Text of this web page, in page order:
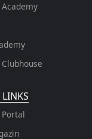
LINKS
Portal